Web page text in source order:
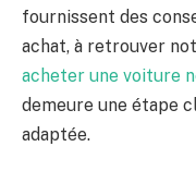
fournissent des
achat, à retrouver
acheter une voiture
demeure une étape
adaptée.